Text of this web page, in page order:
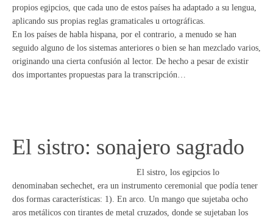
propios egipcios, que cada uno de estos países ha adaptado a su lengua,
aplicando sus propias reglas gramaticales u ortográficas.
En los países de habla hispana, por el contrario, a menudo se han
seguido alguno de los sistemas anteriores o bien se han mezclado varios,
originando una cierta confusión al lector. De hecho a pesar de existir
dos importantes propuestas para la transcripción…
El sistro: sonajero sagrado
El sistro, los egipcios lo
denominaban sechechet, era un instrumento ceremonial que podía tener
dos formas características: 1). En arco. Un mango que sujetaba ocho
aros metálicos con tirantes de metal cruzados, donde se sujetaban los